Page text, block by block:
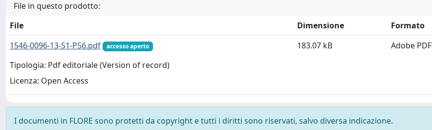
File in questo prodotto:
File
Dimensione
Formato
1546-0096-13-S1-P56.pdf
accesso aperto
Tipologia: Pdf editoriale (Version of record)
Licenza: Open Access
183.07 kB Adobe PDF
I documenti in FLORE sono protetti da copyright e tutti i diritti sono riservati, salvo diversa indicazione.